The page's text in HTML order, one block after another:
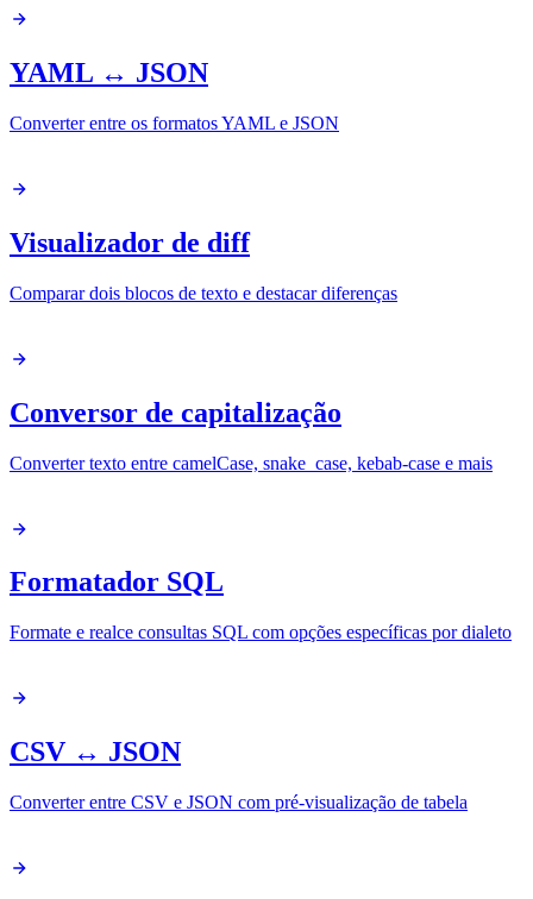
YAML ↔ JSON
Converter entre os formatos YAML e JSON
Visualizador de diff
Comparar dois blocos de texto e destacar diferenças
Conversor de capitalização
Converter texto entre camelCase, snake_case, kebab-case e mais
Formatador SQL
Formate e realce consultas SQL com opções específicas por dialeto
CSV ↔ JSON
Converter entre CSV e JSON com pré-visualização de tabela